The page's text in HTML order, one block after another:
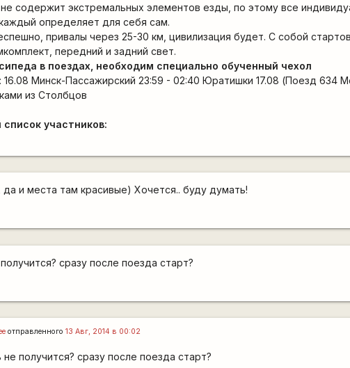
содержит экстремальных элементов езды, по этому все
определяет для себя сам.
привалы через 25-30 км, цивилизация будет. С собой
передний и задний свет.
в поездах, необходим специально обученный чехол
16.08 Минск-Пассажирский 23:59 - 02:40 Юратишки 17.08 (Поезд 634
из Столбцов
участников:
и места там красивые) Хочется.. буду думать!
сразу после поезда старт?
отправленного13 Авг, 2014 в 00:02
не получится? сразу после поезда старт?